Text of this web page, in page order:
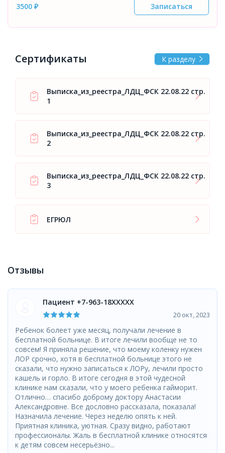
3500 ₽ Записаться
Сертификаты К разделу
Выписка_из_реестра_ЛДЦ_ФСК 22.08.22 стр.
1
Выписка_из_реестра_ЛДЦ_ФСК 22.08.22 стр.
2
Выписка_из_реестра_ЛДЦ_ФСК 22.08.22 стр.
3
ЕГРЮЛ
Отзывы
Пациент +7-963-18XXXXX
20 окт, 2023
Ребенок болеет уже месяц, получали лечение в
бесплатной больнице. В итоге лечили вообще не то
совсем! Я приняла решение, что моему коленку нужен
ЛОР срочно, хотя в бесплатной больнице этого не
сказали, что нужно записаться к ЛОРу, лечили просто
кашель и горло. В итоге сегодня в этой чудесной
клинике нам сказали, что у моего ребенка гайморит.
Отлично… спасибо доброму доктору Анастасии
Александровне. Все дословно рассказала, показала!
Назначила лечение. Через неделю опять к ней.
Приятная клиника, уютная. Сразу видно, работают
профессионалы. Жаль в бесплатной клинике относятся
к детям совсем несерьёзно...